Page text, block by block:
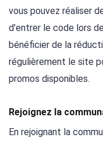
vous pouvez réaliser
d’entrer le code lors
bénéficier de la
régulièrement le site
promos disponibles.
Rejoignez la
En rejoignant la